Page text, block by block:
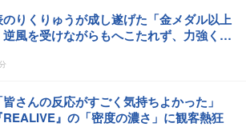
りくりゅうが成し遂げた「金メダル以上
風を受けながらもへこたれず、力強く歩
さんの反応がすごく気持ちよかった」
』の「密度の濃さ」に観客熱狂